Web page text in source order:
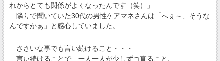
れからとても関係がよくなったんです（笑）」
隣りで聞いていた30代の男性ケアマネさんは「へぇ～、そうな
んですかぁ」と感心していました。
ささいな事でも言い続けること・・・
言い続けることで、一人一人が少しずつ直ること。